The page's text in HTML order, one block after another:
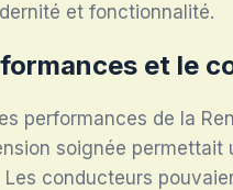
et fonctionnalité.
et le
performances de la
soignée permettait
conducteurs